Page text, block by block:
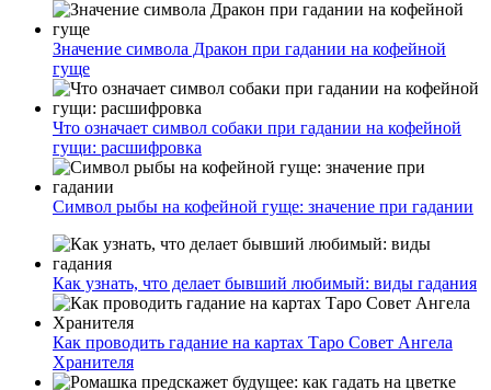
Значение символа Дракон при гадании на кофейной
гуще
Что означает символ собаки при гадании на кофейной
гущи: расшифровка
Символ рыбы на кофейной гуще: значение при гадании
Как узнать, что делает бывший любимый: виды гадания
Как проводить гадание на картах Таро Совет Ангела
Хранителя